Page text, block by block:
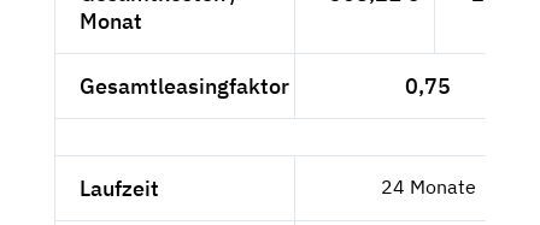
Monat
Gesamtleasingfaktor 0,75
Laufzeit 24 Monate